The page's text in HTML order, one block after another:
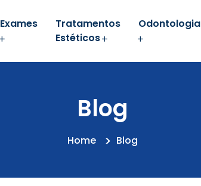
Exames
Tratamentos
Estéticos
Odontologia
Blog
Home Blog